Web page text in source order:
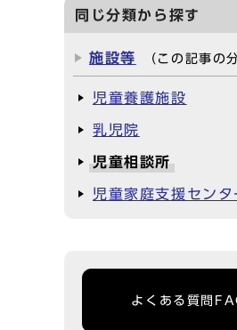
同じ分類から探す
施設等 （この記事の
児童養護施設
乳児院
児童相談所
児童家庭支援センタ
よくある質問